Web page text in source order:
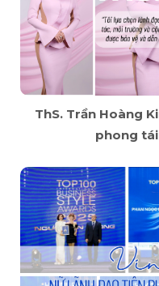
ThS. Trần Hoàng
phong